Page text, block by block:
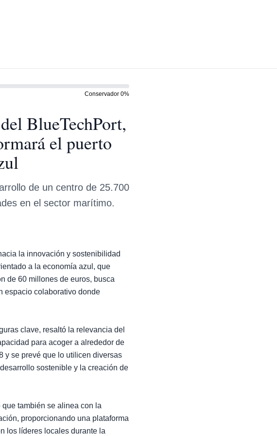
Conservador 0%
BlueTechPort,
el puerto
de un centro de 25.700
en el sector marítimo.
la innovación y sostenibilidad
a la economía azul, que
de 60 millones de euros, busca
espacio colaborativo donde
clave, resaltó la relevancia del
para acoger a alrededor de
y se prevé que lo utilicen diversas
sostenible y la creación de
también se alinea con la
proporcionando una plataforma
los líderes locales durante la